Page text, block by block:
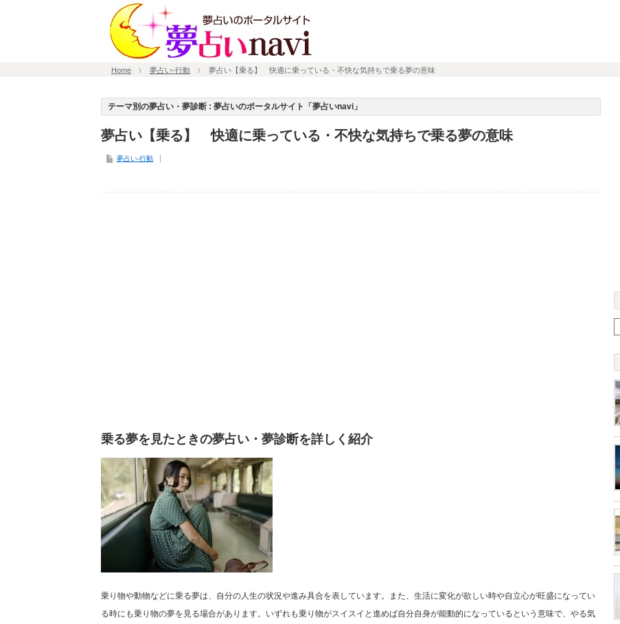
Home 夢占い-行動 夢占い【乗る】 快適に乗っている・不快な気持ちで乗る夢の意味
テーマ別の夢占い・夢診断 : 夢占いのポータルサイト「夢占いnavi」
夢占い【乗る】 快適に乗っている・不快な気持ちで乗る夢の意味
夢占い-行動
乗る夢を見たときの夢占い・夢診断を詳しく紹介
乗り物や動物などに乗る夢は、自分の人生の状況や進み具合を表しています。また、生活に変化が欲しい時や自立心が旺盛になってい
る時にも乗り物の夢を見る場合があります。いずれも乗り物がスイスイと進めば自分自身が能動的になっているという意味で、やる気